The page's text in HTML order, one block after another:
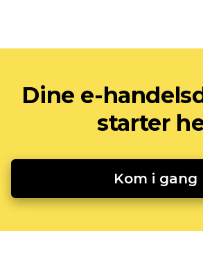
Dine e-
starter
Kom i gang